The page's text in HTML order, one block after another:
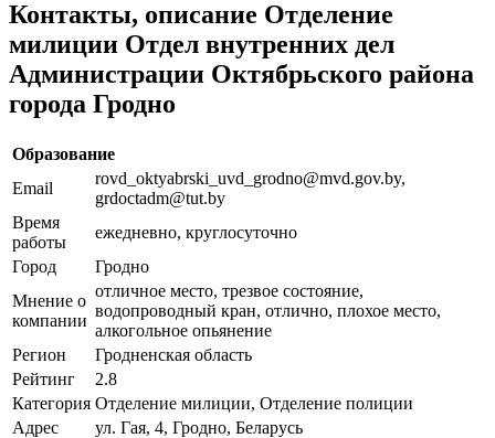
Контакты, описание Отделение
милиции Отдел внутренних дел
Администрации Октябрьского района
города Гродно
Образование
Email
rovd_oktyabrski_uvd_grodno@mvd.gov.by,
grdoctadm@tut.by
Время
работы
ежедневно, круглосуточно
Город
Гродно
Мнение о
компании
отличное место, трезвое состояние,
водопроводный кран, отлично, плохое место,
алкогольное опьянение
Регион
Гродненская область
Рейтинг
2.8
Категория Отделение милиции, Отделение полиции
Адрес
ул. Гая, 4, Гродно, Беларусь